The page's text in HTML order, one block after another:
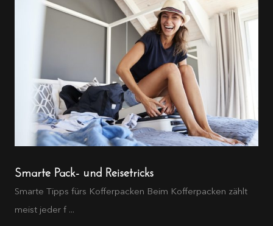
Smarte Pack- und Reisetricks
Smarte Tipps fürs Kofferpacken Beim Kofferpacken zählt
meist jeder f ...